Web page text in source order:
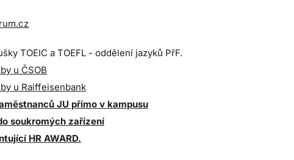
TOEIC a TOEFL - oddělení jazyků PřF.
u ČSOB
u Raiffeisenbank
JU přímo v kampusu
soukromých zařízení
HR AWARD.